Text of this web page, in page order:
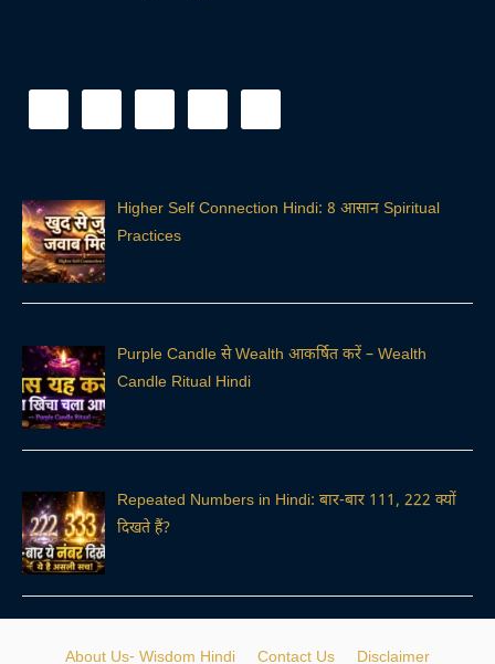
Higher Self Connection Hindi: 8 आसान Spiritual
Practices
Purple Candle से Wealth आकर्षित करें – Wealth
Candle Ritual Hindi
Repeated Numbers in Hindi: बार-बार 111, 222 क्यों
दिखते हैं?
About Us- Wisdom Hindi Contact Us Disclaimer